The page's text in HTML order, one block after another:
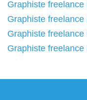
Graphiste freelance
Graphiste freelance
Graphiste freelance
Graphiste freelance